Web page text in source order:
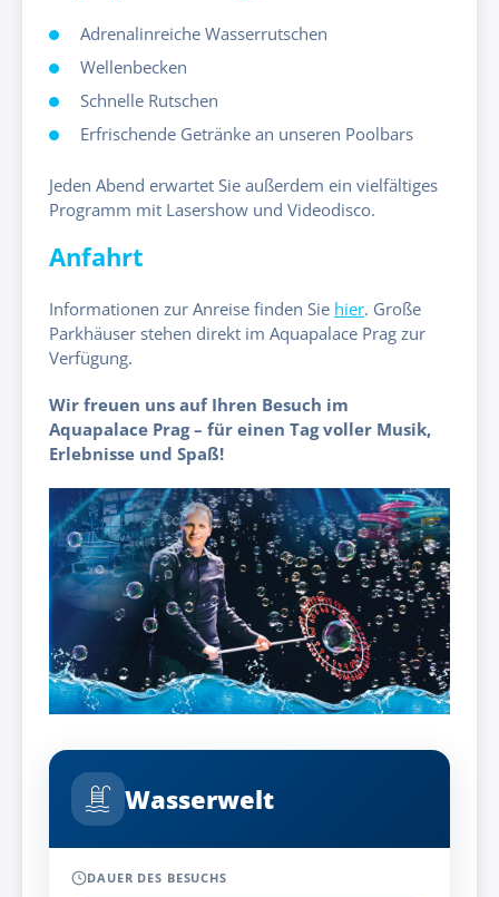
Adrenalinreiche Wasserrutschen
Wellenbecken
Schnelle Rutschen
Erfrischende Getränke an unseren Poolbars
Jeden Abend erwartet Sie außerdem ein vielfältiges
Programm mit Lasershow und Videodisco.
Anfahrt
Informationen zur Anreise finden Sie hier. Große
Parkhäuser stehen direkt im Aquapalace Prag zur
Verfügung.
Wir freuen uns auf Ihren Besuch im
Aquapalace Prag – für einen Tag voller Musik,
Erlebnisse und Spaß!
Wasserwelt
DAUER DES BESUCHS